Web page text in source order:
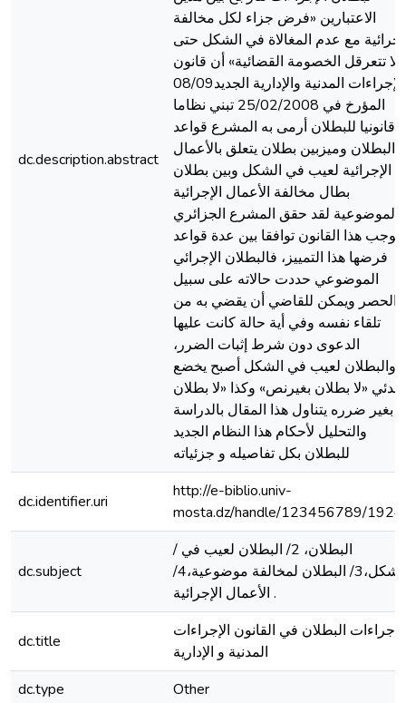
dc.description.abstract
الاعتبارین «فرض جزاء لكل مخالفة
إجرائية مع عدم المغالاة في الشكل حتى
لا تتعرقل الخصومة القضائية» أن قانون
الإجراءات المدنية والإدارية الجديد08/09
المؤرخ في 25/02/2008 تبني نظاما
قانونيا للبطلان أرمی به المشرع قواعد
البطلان ومیزبين بطلان يتعلق بالأعمال
الإجرائية لعيب في الشكل وبين بطلان
بطال مخالفة الأعمال الإجرائية
الموضوعية لقد حقق المشرع الجزائري
هذا القانون توافقا بين عدة قواعد
فرضها هذا التمييز، فالبطلان الإجرائي
الموضوعي حددت حالاته على سبيل
الحصر ويمكن للقاضي أن يقضي به من
تلقاء نفسه وفي أية حالة كانت عليها
الدعوى دون شرط إثبات الضرر،
والبطلان لعيب في الشكل أصبح يخضع
«لا بطلان بغیرنص» وكذا «لا بطلان
بغير ضرره يتناول هذا المقال بالدراسة
والتحليل لأحكام هذا النظام الجديد
للبطلان بكل تفاصيله و جزئیاته
dc.identifier.uri
http://e-biblio.univ-
mosta.dz/handle/123456789/
dc.subject
/ البطلان، 2/ البطلان لعيب في
الشكل،3/ البطلان لمخالفة موضوعية،4/
الأعمال الإجرائية .
dc.title
إجراءات البطلان في القانون الإجراءات
المدنية و الإدارية
dc.type
Other